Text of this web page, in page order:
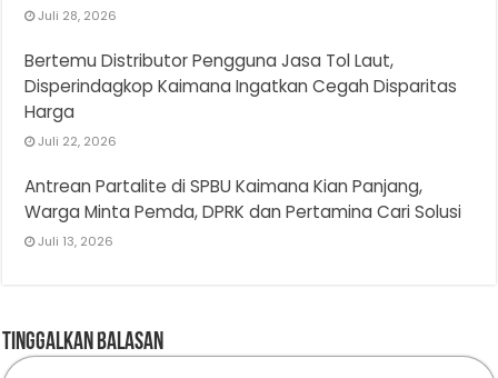
Juli 28, 2026
Bertemu Distributor Pengguna Jasa Tol Laut,
Disperindagkop Kaimana Ingatkan Cegah Disparitas
Harga
Juli 22, 2026
Antrean Partalite di SPBU Kaimana Kian Panjang,
Warga Minta Pemda, DPRK dan Pertamina Cari Solusi
Juli 13, 2026
Tinggalkan Balasan